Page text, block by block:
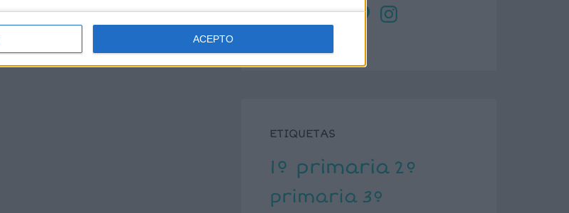
ACEPTO
X
Facebook
YouTubePinterestInstagram
ETIQUETAS
1º primaria 2º
primaria 3º